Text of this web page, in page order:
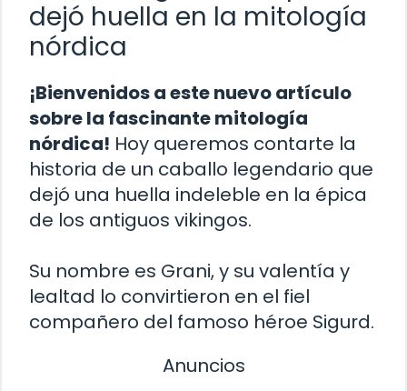
dejó huella en la mitología
nórdica
¡Bienvenidos a este nuevo artículo
sobre la fascinante mitología
nórdica! Hoy queremos contarte la
historia de un caballo legendario que
dejó una huella indeleble en la épica
de los antiguos vikingos.
Su nombre es Grani, y su valentía y
lealtad lo convirtieron en el fiel
compañero del famoso héroe Sigurd.
Anuncios